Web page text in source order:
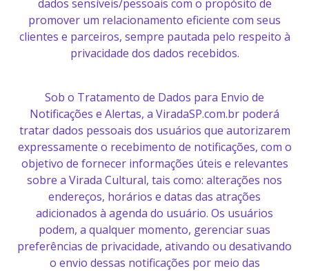
dados sensíveis/pessoais com o propósito de
promover um relacionamento eficiente com seus
clientes e parceiros, sempre pautada pelo respeito à
privacidade dos dados recebidos.
Sob o Tratamento de Dados para Envio de
Notificações e Alertas, a ViradaSP.com.br poderá
tratar dados pessoais dos usuários que autorizarem
expressamente o recebimento de notificações, com o
objetivo de fornecer informações úteis e relevantes
sobre a Virada Cultural, tais como: alterações nos
endereços, horários e datas das atrações
adicionados à agenda do usuário. Os usuários
podem, a qualquer momento, gerenciar suas
preferências de privacidade, ativando ou desativando
o envio dessas notificações por meio das